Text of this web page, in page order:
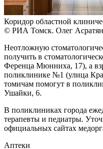
Коридор областной
© РИА Томск. Олег Асратян
Неотложную
получить в
Ференца Мюнниха, 17), а
поликлинике №1 (улица
томичам помогут в
Ушайки, 6.
В поликлиниках города
терапевты и педиатры.
официальных сайтах
Аптеки